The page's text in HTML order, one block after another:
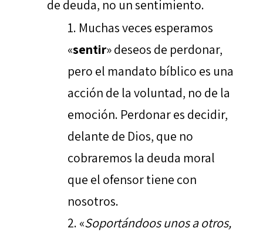
de deuda, no un sentimiento.
Muchas veces esperamos
«sentir» deseos de perdonar,
pero el mandato bíblico es una
acción de la voluntad, no de la
emoción. Perdonar es decidir,
delante de Dios, que no
cobraremos la deuda moral
que el ofensor tiene con
nosotros.
«Soportándoos unos a otros,